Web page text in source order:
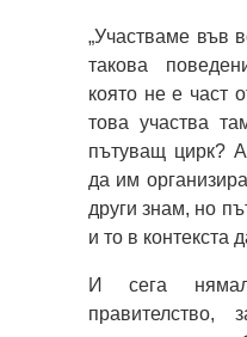
„Участваме във
такова
която не е част
това участва
пътуващ цирк?
да им
други знам, но
и то в контекста
И сега
правителство,